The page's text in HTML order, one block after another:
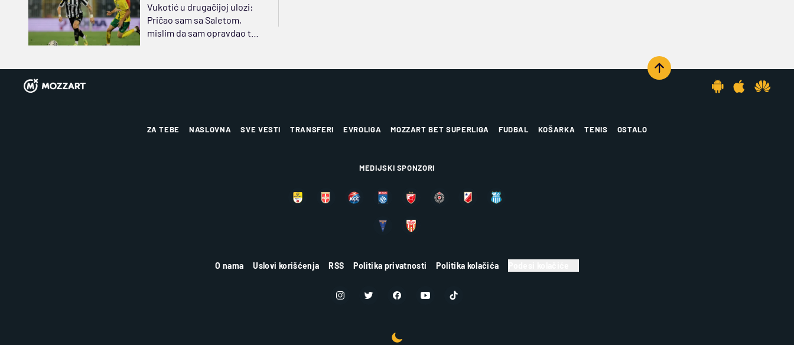
Vukotić u drugačijoj ulozi:
Pričao sam sa Saletom,
mislim da sam opravdao tu
ZA TEBE NASLOVNA SVE VESTI TRANSFERI EVROLIGA MOZZART BET SUPERLIGA FUDBAL KOŠARKA TENIS OSTALO
MEDIJSKI SPONZORI
O nama Uslovi korišćenja RSS Politika privatnosti Politika kolačića